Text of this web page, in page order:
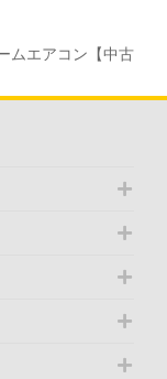
ムエアコン【中古